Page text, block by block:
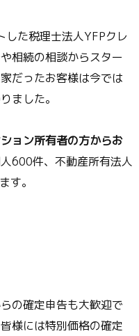
た税理士法人YFPクレ
相続の相談からスター
だったお客様は今では
ました。
ョン所有者の方からお
600件、不動産所有法人
す。
の確定申告も大歓迎で
様には特別価格の確定